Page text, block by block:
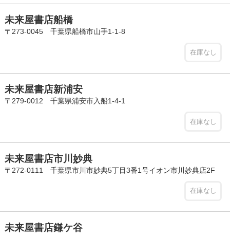
未来屋書店船橋
〒273-0045 千葉県船橋市山手1-1-8
在庫なし
未来屋書店新浦安
〒279-0012 千葉県浦安市入船1-4-1
在庫なし
未来屋書店市川妙典
〒272-0111 千葉県市川市妙典5丁目3番1号イオン市川妙典店2F
在庫なし
未来屋書店鎌ケ谷